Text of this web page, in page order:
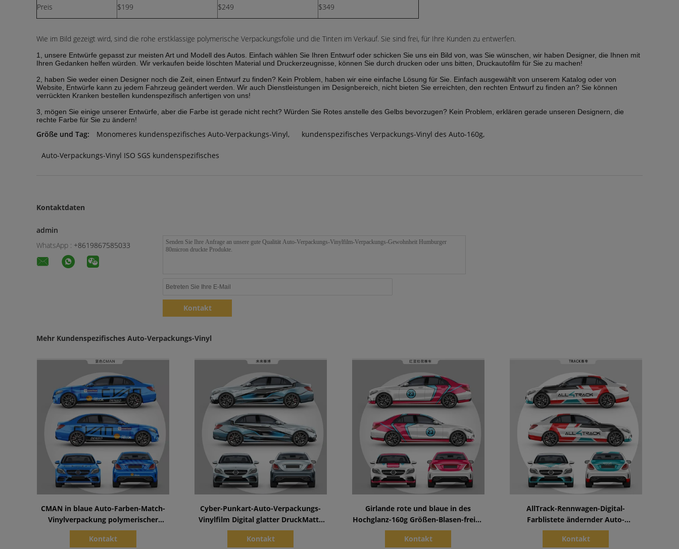
Preis $199 $249 $349
Wie im Bild gezeigt wird, sind die rohe erstklassige polymerische Verpackungsfolie und die Tinten im Verkauf. Sie sind frei, für Ihre Kunden zu entwerfen.
1, unsere Entwürfe gepasst zur meisten Art und Modell des Autos. Einfach wählen Sie Ihren Entwurf oder schicken Sie uns ein Bild von, was Sie wünschen, wir haben Designer, die Ihnen mit
Ihren Gedanken helfen würden. Wir verkaufen beide löschten Material und Druckerzeugnisse, können Sie durch drucken oder uns bitten, Druckautofilm für Sie zu machen!
2, haben Sie weder einen Designer noch die Zeit, einen Entwurf zu finden? Kein Problem, haben wir eine einfache Lösung für Sie. Einfach ausgewählt von unserem Katalog oder von
Website, Entwürfe kann zu jedem Fahrzeug geändert werden. Wir auch Dienstleistungen im Designbereich, nicht bieten Sie erreichten, den rechten Entwurf zu finden an? Sie können
verrückten Kranken bestellen kundenspezifisch anfertigen von uns!
3, mögen Sie einige unserer Entwürfe, aber die Farbe ist gerade nicht recht? Würden Sie Rotes anstelle des Gelbs bevorzugen? Kein Problem, erklären gerade unseren Designern, die
rechte Farbe für Sie zu ändern!
Größe und Tag: Monomeres kundenspezifisches Auto-Verpackungs-Vinyl, kundenspezifisches Verpackungs-Vinyl des Auto-160g,
Auto-Verpackungs-Vinyl ISO SGS kundenspezifisches
Kontaktdaten
admin
WhatsApp : +8619867585033
Kontakt
Mehr Kundenspezifisches Auto-Verpackungs-Vinyl
CMAN in blaue Auto-Farben-Match-
Vinylverpackung polymerischer
materieller Selbstheilung PVCs
Kontakt
Cyber-Punkart-Auto-Verpackungs-
Vinylfilm Digital glatter DruckMatte
Surface
Kontakt
Girlande rote und blaue in des
Hochglanz-160g Größen-Blasen-freien
dem Vinyl Vinylverpackungs-des
Rollen1.52*20m
Kontakt
AllTrack-Rennwagen-Digital-
Farblistete ändernder Auto-
Verpackung entfernbarer SGS auf
Kontakt